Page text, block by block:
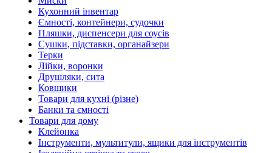
Кухонний інвентар
Ємності, контейнери, судочки
Пляшки, диспенсери для соусів
Сушки, підставки, органайзери
Терки
Лійки, воронки
Друшляки, сита
Ковшики
Товари для кухні (різне)
Банки та ємності
Товари для дому
Клейонка
Інструменти, мультитули, ящики для інструментів